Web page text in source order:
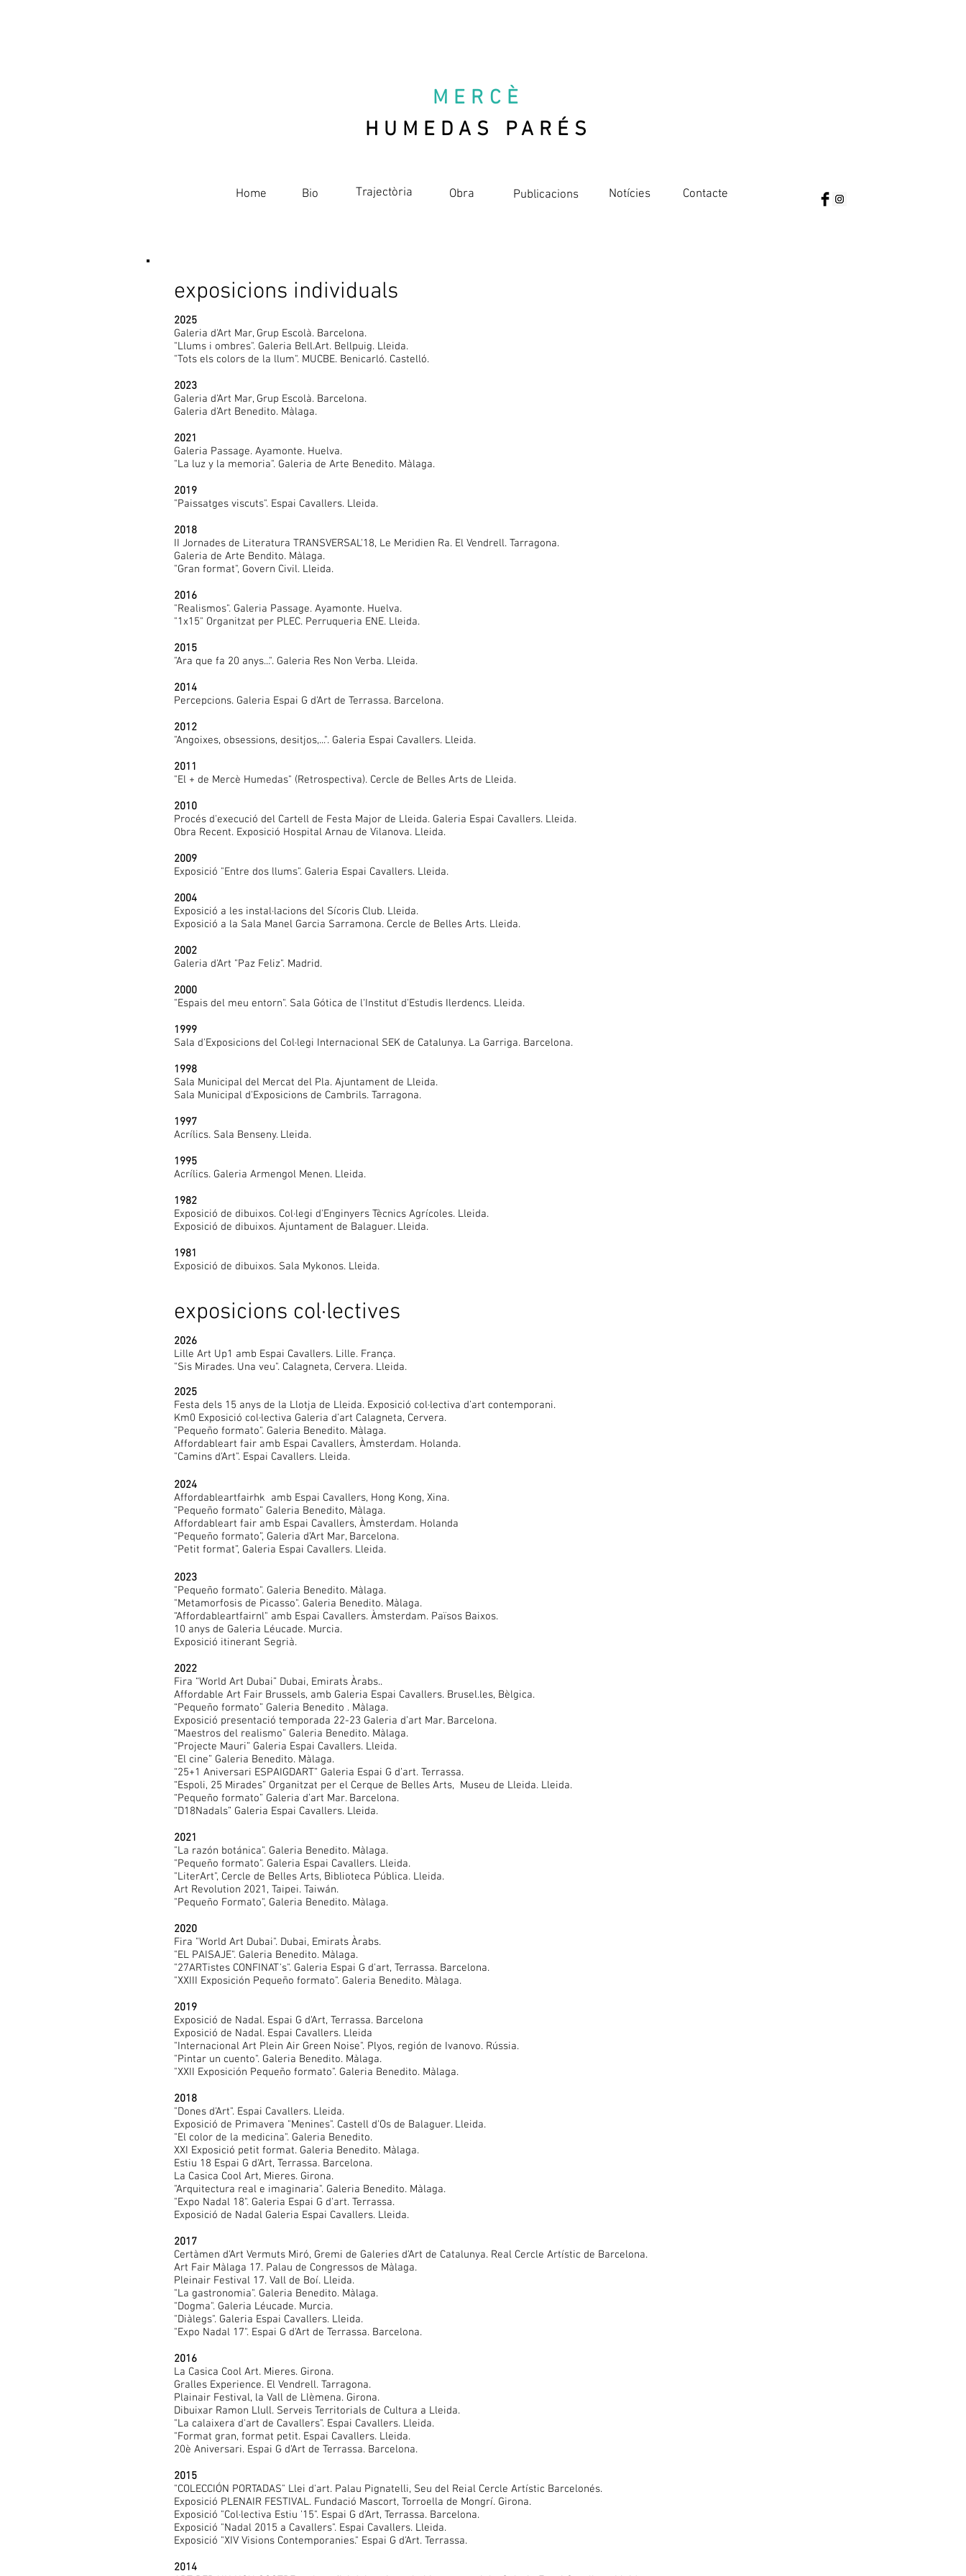
MERCÈ
HUMEDAS PARÉS
Home Bio Trajectòria Obra Publicacions Notícies Contacte
exposicions individuals
2025
Galeria d'Art Mar, Grup Escolà. Barcelona.
"Llums i ombres". Galeria Bell.Art. Bellpuig. Lleida.
"Tots els colors de la llum". MUCBE. Benicarló. Castelló.
2023
Galeria d'Art Mar, Grup Escolà. Barcelona.
Galeria d'Art Benedito. Màlaga.
2021
Galeria Passage. Ayamonte. Huelva.
"La luz y la memoria". Galeria de Arte Benedito. Màlaga.
2019
"Paissatges viscuts". Espai Cavallers. Lleida.
2018
II Jornades de Literatura TRANSVERSAL'18, Le Meridien Ra. El Vendrell. Tarragona.
Galeria de Arte Bendito. Màlaga.
"Gran format", Govern Civil. Lleida.
2016
"Realismos". Galeria Passage. Ayamonte. Huelva.
"1x15" Organitzat per PLEC. Perruqueria ENE. Lleida.
2015
"Ara que fa 20 anys...". Galeria Res Non Verba. Lleida.
2014
Percepcions. Galeria Espai G d'Art de Terrassa. Barcelona.
2012
"Angoixes, obsessions, desitjos,...". Galeria Espai Cavallers. Lleida.
2011
"El + de Mercè Humedas" (Retrospectiva). Cercle de Belles Arts de Lleida.
2010
Procés d'execució del Cartell de Festa Major de Lleida. Galeria Espai Cavallers. Lleida.
Obra Recent. Exposició Hospital Arnau de Vilanova. Lleida.
2009
Exposició "Entre dos llums". Galeria Espai Cavallers. Lleida.
2004
Exposició a les instal·lacions del Sícoris Club. Lleida.
Exposició a la Sala Manel Garcia Sarramona. Cercle de Belles Arts. Lleida.
2002
Galeria d'Art "Paz Feliz". Madrid.
2000
"Espais del meu entorn". Sala Gótica de l'Institut d'Estudis Ilerdencs. Lleida.
1999
Sala d'Exposicions del Col·legi Internacional SEK de Catalunya. La Garriga. Barcelona.
1998
Sala Municipal del Mercat del Pla. Ajuntament de Lleida.
Sala Municipal d'Exposicions de Cambrils. Tarragona.
1997
Acrílics. Sala Benseny. Lleida.
1995
Acrílics. Galeria Armengol Menen. Lleida.
1982
Exposició de dibuixos. Col·legi d'Enginyers Tècnics Agrícoles. Lleida.
Exposició de dibuixos. Ajuntament de Balaguer. Lleida.
1981
Exposició de dibuixos. Sala Mykonos. Lleida.
exposicions col·lectives
2026
Lille Art Up1 amb Espai Cavallers. Lille. França.
"Sis Mirades. Una veu". Calagneta, Cervera. Lleida.
2025
Festa dels 15 anys de la Llotja de Lleida. Exposició col·lectiva d’art contemporani.
Km0 Exposició col·lectiva Galeria d’art Calagneta, Cervera.
"Pequeño formato". Galeria Benedito. Màlaga.
Affordableart fair amb Espai Cavallers, Àmsterdam. Holanda.
"Camins d'Art". Espai Cavallers. Lleida.
2024
Affordableartfairhk amb Espai Cavallers, Hong Kong, Xina.
“Pequeño formato” Galeria Benedito, Màlaga.
Affordableart fair amb Espai Cavallers, Àmsterdam. Holanda
“Pequeño formato”, Galeria d’Art Mar, Barcelona.
“Petit format”, Galeria Espai Cavallers. Lleida.
2023
"Pequeño formato". Galeria Benedito. Màlaga.
"Metamorfosis de Picasso". Galeria Benedito. Màlaga.
“Affordableartfairnl" amb Espai Cavallers. Àmsterdam. Països Baixos.
10 anys de Galeria Léucade. Murcia.
Exposició itinerant Segrià.
2022
Fira “World Art Dubai” Dubai, Emirats Àrabs..
Affordable Art Fair Brussels, amb Galeria Espai Cavallers. Brusel.les, Bèlgica.
“Pequeño formato” Galeria Benedito . Màlaga.
Exposició presentació temporada 22-23 Galeria d’art Mar. Barcelona.
“Maestros del realismo” Galeria Benedito. Màlaga.
“Projecte Mauri” Galeria Espai Cavallers. Lleida.
“El cine” Galeria Benedito. Màlaga.
“25+1 Aniversari ESPAIGDART” Galeria Espai G d’art. Terrassa.
“Espoli, 25 Mirades” Organitzat per el Cerque de Belles Arts, Museu de Lleida. Lleida.
“Pequeño formato” Galeria d’art Mar. Barcelona.
“D18Nadals” Galeria Espai Cavallers. Lleida.
2021
"La razón botánica". Galeria Benedito. Màlaga.
"Pequeño formato". Galeria Espai Cavallers. Lleida.
"LiterArt", Cercle de Belles Arts, Biblioteca Pública. Lleida.
Art Revolution 2021, Taipei. Taiwán.
"Pequeño Formato", Galeria Benedito. Màlaga.
2020
Fira "World Art Dubai". Dubai, Emirats Àrabs.
"EL PAISAJE". Galeria Benedito. Màlaga.
"27ARTistes CONFINAT's". Galeria Espai G d'art, Terrassa. Barcelona.
"XXIII Exposición Pequeño formato". Galeria Benedito. Màlaga.
2019
Exposició de Nadal. Espai G d'Art, Terrassa. Barcelona
Exposició de Nadal. Espai Cavallers. Lleida
"Internacional Art Plein Air Green Noise". Plyos, región de Ivanovo. Rússia.
"Pintar un cuento". Galeria Benedito. Màlaga.
"XXII Exposición Pequeño formato". Galeria Benedito. Màlaga.
2018
"Dones d'Art". Espai Cavallers. Lleida.
Exposició de Primavera "Menines". Castell d'Os de Balaguer. Lleida.
"El color de la medicina". Galeria Benedito.
XXI Exposició petit format. Galeria Benedito. Màlaga.
Estiu 18 Espai G d'Art, Terrassa. Barcelona.
La Casica Cool Art, Mieres. Girona.
"Arquitectura real e imaginaria". Galeria Benedito. Màlaga.
"Expo Nadal 18". Galeria Espai G d'art. Terrassa.
Exposició de Nadal Galeria Espai Cavallers. Lleida.
2017
Certàmen d'Art Vermuts Miró, Gremi de Galeries d'Art de Catalunya. Real Cercle Artístic de Barcelona.
Art Fair Màlaga 17. Palau de Congressos de Màlaga.
Pleinair Festival 17. Vall de Boí. Lleida.
"La gastronomia". Galeria Benedito. Màlaga.
"Dogma". Galeria Léucade. Murcia.
"Diàlegs". Galeria Espai Cavallers. Lleida.
"Expo Nadal 17". Espai G d'Art de Terrassa. Barcelona.
2016
La Casica Cool Art. Mieres. Girona.
Gralles Experience. El Vendrell. Tarragona.
Plainair Festival, la Vall de Llèmena. Girona.
Dibuixar Ramon Llull. Serveis Territorials de Cultura a Lleida.
"La calaixera d'art de Cavallers". Espai Cavallers. Lleida.
"Format gran, format petit. Espai Cavallers. Lleida.
20è Aniversari. Espai G d'Art de Terrassa. Barcelona.
2015
"COLECCIÓN PORTADAS" Llei d'art. Palau Pignatelli, Seu del Reial Cercle Artístic Barcelonés.
Exposició PLENAIR FESTIVAL. Fundació Mascort, Torroella de Mongrí. Girona.
Exposició "Col·lectiva Estiu '15". Espai G d'Art, Terrassa. Barcelona.
Exposició "Nadal 2015 a Cavallers". Espai Cavallers. Lleida.
Exposició "XIV Visions Contemporanies." Espai G d'Art. Terrassa.
2014